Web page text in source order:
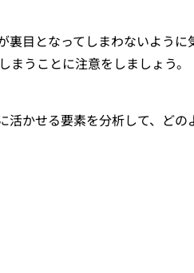
目となってしまわないよう
うことに注意をしましょう。
かせる要素を分析して、どの